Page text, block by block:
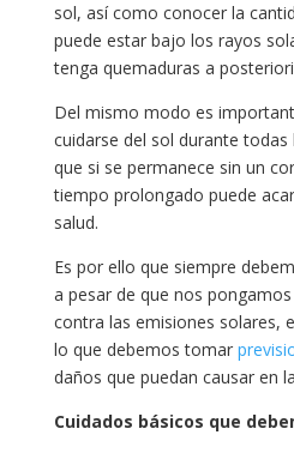
sol, así como conocer la
puede estar bajo los rayos
tenga quemaduras a
Del mismo modo es
cuidarse del sol durante todas
que si se permanece sin un
tiempo prolongado puede
salud.
Es por ello que siempre
a pesar de que nos
contra las emisiones solares,
lo que debemos tomar
daños que puedan causar en
Cuidados básicos que